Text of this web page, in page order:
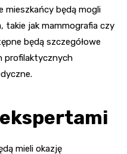
mieszkańcy będą mogli
takie jak mammografia czy
będą szczegółowe
profilaktycznych
mieli okazję